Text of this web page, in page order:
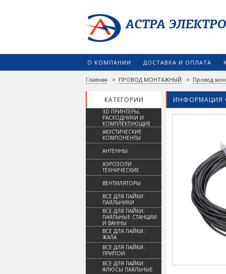
О КОМПАНИИ ДОСТАВКА И ОПЛАТА
Главная > ПРОВОД МОНТАЖНЫЙ > Провод
КАТЕГОРИИ ИНФОРМАЦИЯ
3D ПРИНТЕРЫ,
РАСХОДНИКИ И
КОМПЛЕКТУЮЩИЕ
АКУСТИЧЕСКИЕ
КОМПОНЕНТЫ
АНТЕННЫ
АЭРОЗОЛИ
ТЕХНИЧЕСКИЕ
ВЕНТИЛЯТОРЫ
ВСЕ ДЛЯ ПАЙКИ:
ПАЯЛЬНИКИ
ВСЕ ДЛЯ ПАЙКИ:
ПАЯЛЬНЫЕ СТАНЦИИ
И ВАННЫ
ВСЕ ДЛЯ ПАЙКИ:
ЖАЛА
ВСЕ ДЛЯ ПАЙКИ:
ПРИПОИ
ВСЕ ДЛЯ ПАЙКИ:
ФЛЮСЫ ПАЯЛЬНЫЕ